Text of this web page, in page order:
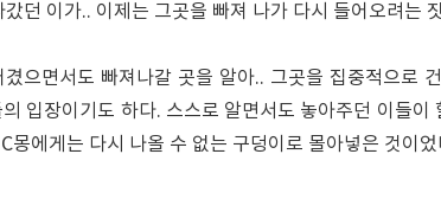
던 이가.. 이제는 그곳을 빠져 나가 다시 들어오려는
으면서도 빠져나갈 곳을 알아.. 그곳을 집중적으로
입장이기도 하다. 스스로 알면서도 놓아주던 이들이
몽에게는 다시 나올 수 없는 구덩이로 몰아넣은 것이었